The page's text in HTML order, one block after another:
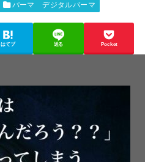
パーマ デジタルパーマ
はてブ 送る Pocket